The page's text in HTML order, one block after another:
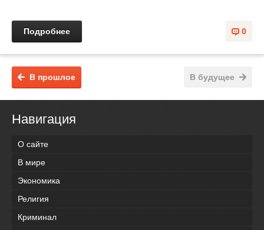
0
Подробнее
В будущее
В прошлое
Навигация
О сайте
В мире
Экономика
Религия
Криминал